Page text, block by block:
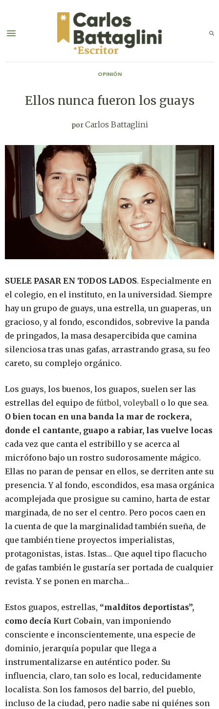
OPINIÓN
Ellos nunca fueron los guays
porCarlos Battaglini
SUELE PASAR EN TODOS LADOS. Especialmente en
el colegio, en el instituto, en la universidad. Siempre
hay un grupo de guays, una estrella, un guaperas, un
gracioso, y al fondo, escondidos, sobrevive la panda
de pringados, la masa desapercibida que camina
silenciosa tras unas gafas, arrastrando grasa, su feo
careto, su complejo orgánico.
Los guays, los buenos, los guapos, suelen ser las
estrellas del equipo de fútbol, voleyball o lo que sea.
O bien tocan en una banda la mar de rockera,
donde el cantante, guapo a rabiar, las vuelve locas
cada vez que canta el estribillo y se acerca al
micrófono bajo un rostro sudorosamente mágico.
Ellas no paran de pensar en ellos, se derriten ante su
presencia. Y al fondo, escondidos, esa masa orgánica
acomplejada que prosigue su camino, harta de estar
marginada, de no ser el centro. Pero pocos caen en
la cuenta de que la marginalidad también sueña, de
que también tiene proyectos imperialistas,
protagonistas, istas. Istas… Que aquel tipo flacucho
de gafas también le gustaría ser portada de cualquier
revista. Y se ponen en marcha…
Estos guapos, estrellas, “malditos deportistas”,
como decía Kurt Cobain, van imponiendo
consciente e inconscientemente, una especie de
dominio, jerarquía popular que llega a
instrumentalizarse en auténtico poder. Su
influencia, claro, tan solo es local, reducidamente
localista. Son los famosos del barrio, del pueblo,
incluso de la ciudad, pero nadie sabe ni quiénes son